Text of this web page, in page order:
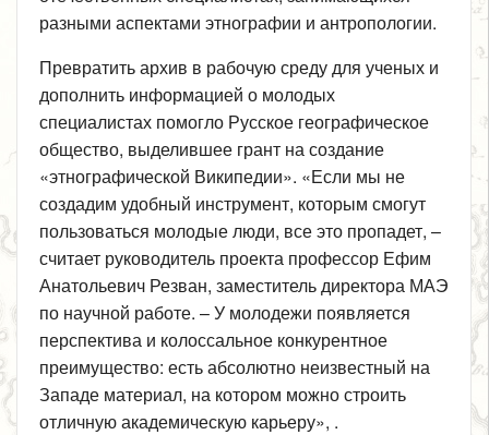
разными аспектами этнографии и антропологии.
Превратить архив в рабочую среду для ученых и
дополнить информацией о молодых
специалистах помогло Русское географическое
общество, выделившее грант на создание
«этнографической Википедии». «Если мы не
создадим удобный инструмент, которым смогут
пользоваться молодые люди, все это пропадет, –
считает руководитель проекта профессор Ефим
Анатольевич Резван, заместитель директора МАЭ
по научной работе. – У молодежи появляется
перспектива и колоссальное конкурентное
преимущество: есть абсолютно неизвестный на
Западе материал, на котором можно строить
отличную академическую карьеру», .